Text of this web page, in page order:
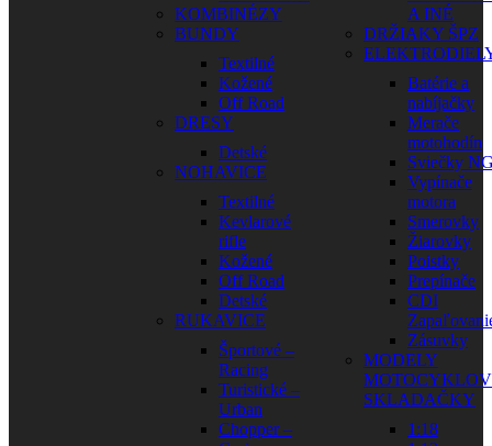
KOMBINÉZY
BUNDY
Textilné
Kožené
Off Road
DRESY
Detské
NOHAVICE
Textilné
Kevlarové
rifle
Kožené
Off Road
Detské
RUKAVICE
Športové –
Racing
Turistické –
Urban
Chopper –
A INÉ
DRŽIAKY ŠPZ
Batérie a
nabíjačky
Merače
motohodín
Sviečky
Vypínače
motora
Smerovky
Žiarovky
Poistky
Prepínače
CDI
Zásuvky
MODELY
SKLADAČKY
1:18